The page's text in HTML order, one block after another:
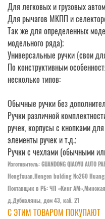
Для легковых и грузовых
Для рычагов МКПП и
Так же для определенных
модельного ряда);
Универсальные ручки (свои
По конструктивным
несколько типов:
Обычные ручки без
Ручки различной
ручек, корпусы с кнопками
элементы ручек и т.д.;
Ручки с чехлами (обычными
Изготовитель: GUANDONG QIAOYU AUTO
Hengfxuan.Hengen bulding №260
Поставщик в РБ: ЧП «Кинг
д.Дубовляны, дом 43, каб. 21
С ЭТИМ ТОВАРОМ ПОКУПАЮТ